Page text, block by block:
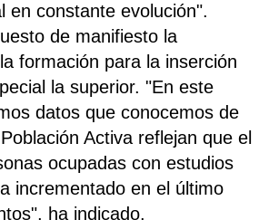
en constante evolución".
de manifiesto la
formación para la inserción
la superior. "En este
datos que conocemos de
Activa reflejan que el
ocupadas con estudios
incrementado en el último
ha indicado.